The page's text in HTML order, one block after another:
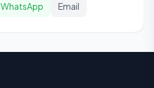
WhatsApp Email